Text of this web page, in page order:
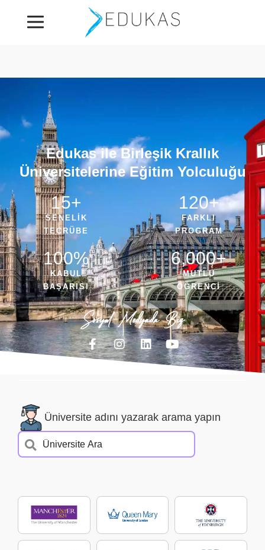
Edukas ile Birleşik Krallık
Üniversitelerine Eğitim Yolculuğu
SENELİK
TECRÜBE
15+
FARKLI
PROGRAM
120+
KABUL
BAŞARISI
100%
MUTLU
ÖĞRENCİ
6,000+
Sosyal Medyada Biz
Üniversite adını yazarak arama yapın